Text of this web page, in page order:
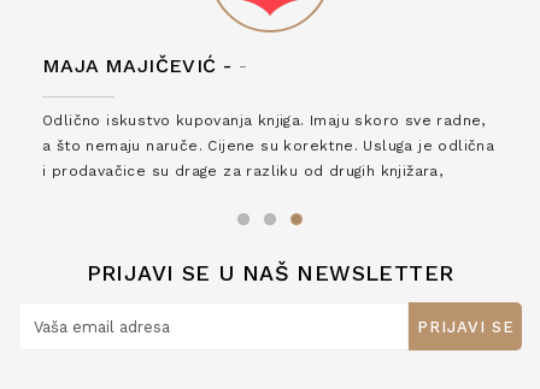
MAJA MAJIČEVIĆ - -
Odlično iskustvo kupovanja knjiga. Imaju skoro sve radne,
a što nemaju naruče. Cijene su korektne. Usluga je odlična
i prodavačice su drage za razliku od drugih knjižara,
PRIJAVI SE U NAŠ NEWSLETTER
PRIJAVI SE